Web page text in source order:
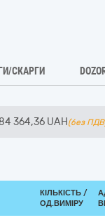
СКАРГИ
364,36 UAH (без
КІЛЬКІСТЬ /
ОД.ВИМІРУ